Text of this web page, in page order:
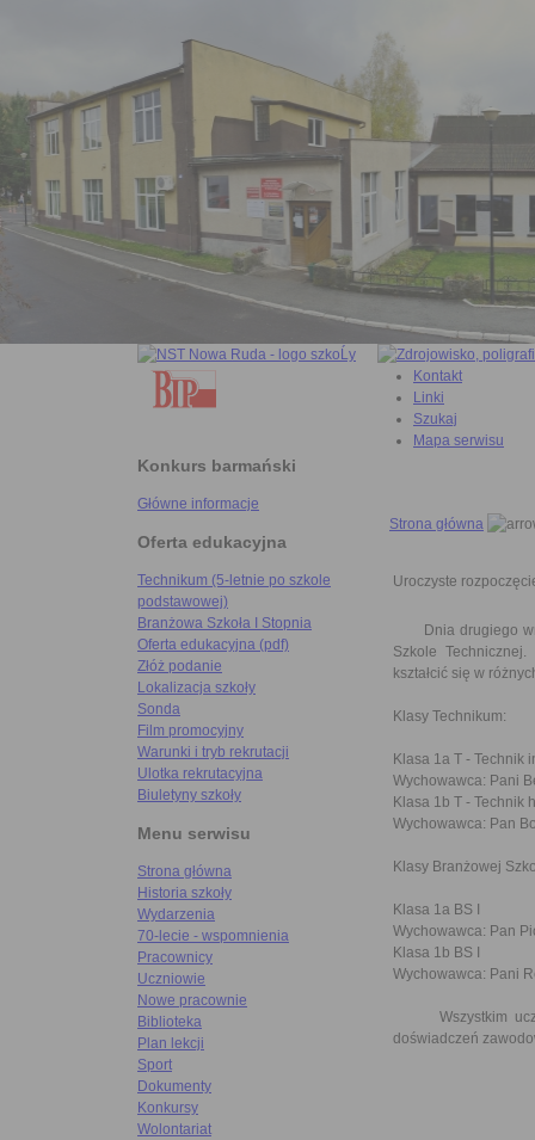
Konkurs barmański
Główne informacje
Oferta edukacyjna
Technikum (5-letnie po szkole
podstawowej)
Branżowa Szkoła I Stopnia
Oferta edukacyjna (pdf)
Złóż podanie
Lokalizacja szkoły
Sonda
Film promocyjny
Warunki i tryb rekrutacji
Ulotka rekrutacyjna
Biuletyny szkoły
Menu serwisu
Strona główna
Historia szkoły
Wydarzenia
70-lecie - wspomnienia
Pracownicy
Uczniowie
Nowe pracownie
Biblioteka
Plan lekcji
Sport
Dokumenty
Konkursy
Wolontariat
Kontakt
Linki
Szukaj
Mapa serwisu
Strona główna
Uroczyste
Dnia drugiego
Szkole
kształcić się w
Klasy Technikum:
Klasa 1a T - Technik
Wychowawca: Pani
Klasa 1b T - Technik
Wychowawca: Pan
Klasy Branżowej
Klasa 1a BS I
Wychowawca: Pan
Klasa 1b BS I
Wychowawca: Pani
Wszystkim
doświadczeń